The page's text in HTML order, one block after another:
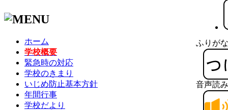
ふりが
音声読
ホーム
学校概要
緊急時の対応
学校のきまり
いじめ防止基本方針
年間行事
学校だより